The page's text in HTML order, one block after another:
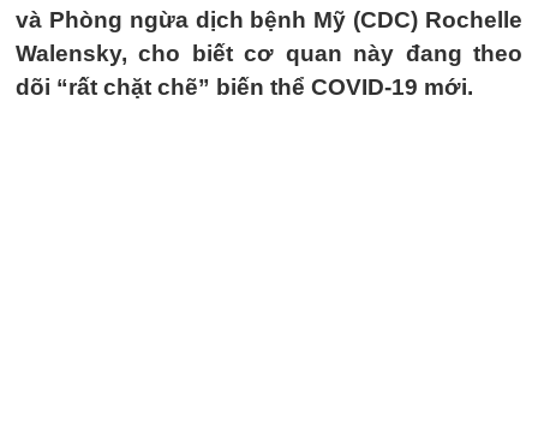
và Phòng ngừa dịch bệnh Mỹ (CDC) Rochelle
Walensky, cho biết cơ quan này đang theo
dõi “rất chặt chẽ” biến thể COVID-19 mới.